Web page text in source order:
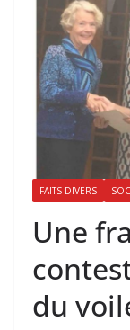
FAITS DIVERS
Une
du